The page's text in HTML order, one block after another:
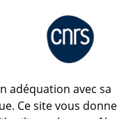
adéquation avec sa
Ce site vous donne